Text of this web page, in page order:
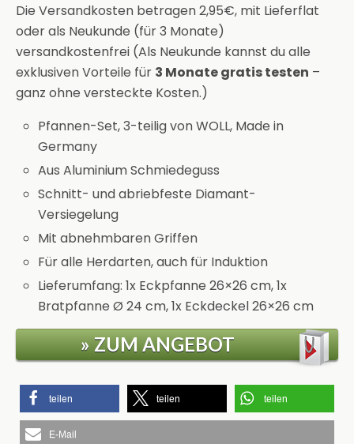
Die Versandkosten betragen 2,95€, mit Lieferflat
oder als Neukunde (für 3 Monate)
versandkostenfrei (Als Neukunde kannst du alle
exklusiven Vorteile für 3 Monate gratis testen –
ganz ohne versteckte Kosten.)
Pfannen-Set, 3-teilig von WOLL, Made in
Germany
Aus Aluminium Schmiedeguss
Schnitt- und abriebfeste Diamant-
Versiegelung
Mit abnehmbaren Griffen
Für alle Herdarten, auch für Induktion
Lieferumfang: 1x Eckpfanne 26×26 cm, 1x
Bratpfanne Ø 24 cm, 1x Eckdeckel 26×26 cm
» ZUM ANGEBOT
teilen teilen teilen
E-Mail